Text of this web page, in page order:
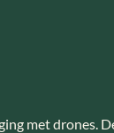
met drones.